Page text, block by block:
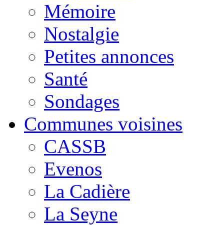
Mémoire
Nostalgie
Petites annonces
Santé
Sondages
Communes voisines
CASSB
Evenos
La Cadière
La Seyne